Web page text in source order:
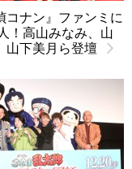
コナン』ファンミに
！高山みなみ、山
山下美月ら登壇